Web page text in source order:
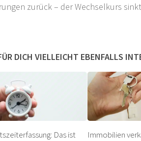
zurück – der Wechselkurs
DICH VIELLEICHT EBENFALLS
Das ist
Immobilien